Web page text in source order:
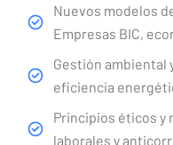
Nuevos modelos
Empresas BIC,
Gestión ambiental
eficiencia
Principios éticos y
laborales y